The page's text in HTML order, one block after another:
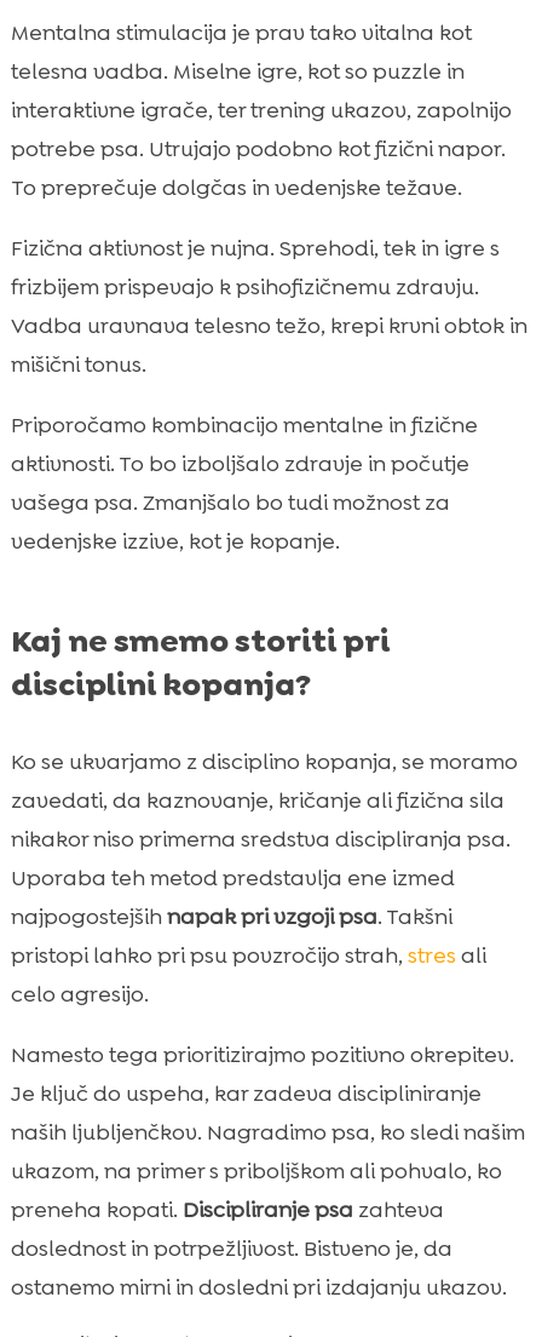
Mentalna stimulacija je prav tako vitalna kot
telesna vadba. Miselne igre, kot so puzzle in
interaktivne igrače, ter trening ukazov, zapolnijo
potrebe psa. Utrujajo podobno kot fizični napor.
To preprečuje dolgčas in vedenjske težave.
Fizična aktivnost je nujna. Sprehodi, tek in igre s
frizbijem prispevajo k psihofizičnemu zdravju.
Vadba uravnava telesno težo, krepi krvni obtok in
mišični tonus.
Priporočamo kombinacijo mentalne in fizične
aktivnosti. To bo izboljšalo zdravje in počutje
vašega psa. Zmanjšalo bo tudi možnost za
vedenjske izzive, kot je kopanje.
Kaj ne smemo storiti pri
disciplini kopanja?
Ko se ukvarjamo z disciplino kopanja, se moramo
zavedati, da kaznovanje, kričanje ali fizična sila
nikakor niso primerna sredstva discipliranja psa.
Uporaba teh metod predstavlja ene izmed
najpogostejšihnapak pri vzgoji psa. Takšni
pristopi lahko pri psu povzročijo strah, stres ali
celo agresijo.
Namesto tega prioritizirajmo pozitivno okrepitev.
Je ključ do uspeha, kar zadeva discipliniranje
naših ljubljenčkov. Nagradimo psa, ko sledi našim
ukazom, na primer s priboljškom ali pohvalo, ko
preneha kopati. Discipliranje psa zahteva
doslednost in potrpežljivost. Bistveno je, da
ostanemo mirni in dosledni pri izdajanju ukazov.